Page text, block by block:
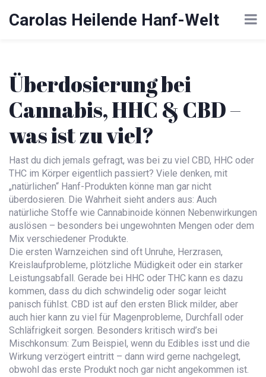
Carolas Heilende Hanf-Welt
Überdosierung bei
Cannabis, HHC & CBD –
was ist zu viel?
Hast du dich jemals gefragt, was bei zu viel CBD, HHC oder
THC im Körper eigentlich passiert? Viele denken, mit
„natürlichen“ Hanf-Produkten könne man gar nicht
überdosieren. Die Wahrheit sieht anders aus: Auch
natürliche Stoffe wie Cannabinoide können Nebenwirkungen
auslösen – besonders bei ungewohnten Mengen oder dem
Mix verschiedener Produkte.
Die ersten Warnzeichen sind oft Unruhe, Herzrasen,
Kreislaufprobleme, plötzliche Müdigkeit oder ein starker
Leistungsabfall. Gerade bei HHC oder THC kann es dazu
kommen, dass du dich schwindelig oder sogar leicht
panisch fühlst. CBD ist auf den ersten Blick milder, aber
auch hier kann zu viel für Magenprobleme, Durchfall oder
Schläfrigkeit sorgen. Besonders kritisch wird’s bei
Mischkonsum: Zum Beispiel, wenn du Edibles isst und die
Wirkung verzögert eintritt – dann wird gerne nachgelegt,
obwohl das erste Produkt noch gar nicht angekommen ist.